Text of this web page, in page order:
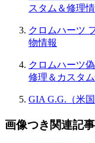
スタム＆修理情
クロムハーツ
物情報
クロムハーツ
修理＆カスタム
GIA G.G.（米
画像つき関連記事